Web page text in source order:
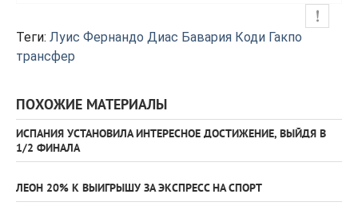
Теги: Луис Фернандо Диас Бавария Коди Гакпо
трансфер
ПОХОЖИЕ МАТЕРИАЛЫ
ИСПАНИЯ УСТАНОВИЛА ИНТЕРЕСНОЕ ДОСТИЖЕНИЕ, ВЫЙДЯ В
1/2 ФИНАЛА
ЛЕОН 20% К ВЫИГРЫШУ ЗА ЭКСПРЕСС НА СПОРТ